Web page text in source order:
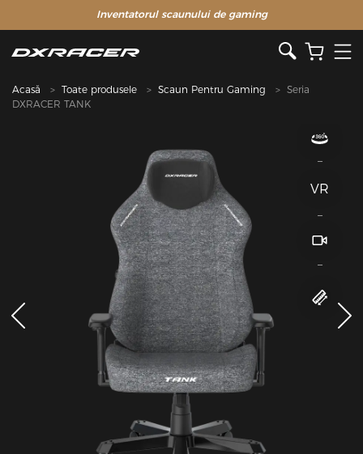
Inventatorul scaunului de gaming
Acasă Toate produsele Scaun Pentru Gaming
Seria
DXRACER TANK
VR